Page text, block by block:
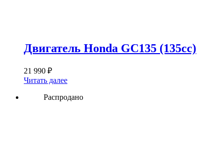
Двигатель Honda GC135 (135сс)
21 990 ₽
Читать далее
Распродано